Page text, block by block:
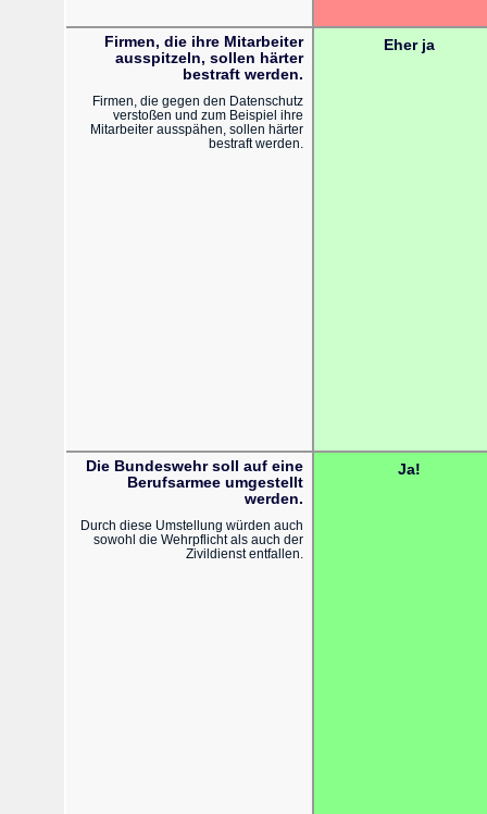
Firmen, die ihre Mitarbeiter
ausspitzeln, sollen härter
bestraft werden.
Firmen, die gegen den Datenschutz
verstoßen und zum Beispiel ihre
Mitarbeiter ausspähen, sollen härter
bestraft werden.
Eher ja
Die Bundeswehr soll auf eine
Berufsarmee umgestellt
werden.
Durch diese Umstellung würden auch
sowohl die Wehrpflicht als auch der
Zivildienst entfallen.
Ja!